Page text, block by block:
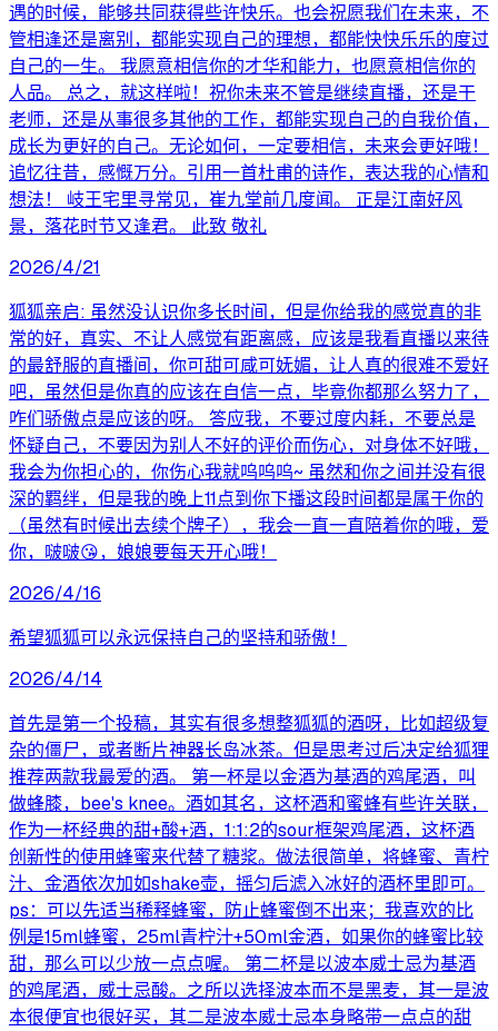
遇的时候，能够共同获得些许快乐。也会祝愿我们在未来，不
管相逢还是离别，都能实现自己的理想，都能快快乐乐的度过
自己的一生。 我愿意相信你的才华和能力，也愿意相信你的
人品。 总之，就这样啦！祝你未来不管是继续直播，还是干
老师，还是从事很多其他的工作，都能实现自己的自我价值，
成长为更好的自己。无论如何，一定要相信，未来会更好哦！
追忆往昔，感慨万分。引用一首杜甫的诗作，表达我的心情和
想法！ 岐王宅里寻常见，崔九堂前几度闻。 正是江南好风
景，落花时节又逢君。 此致 敬礼
2026/4/21
狐狐亲启: 虽然没认识你多长时间，但是你给我的感觉真的非
常的好，真实、不让人感觉有距离感，应该是我看直播以来待
的最舒服的直播间，你可甜可咸可妩媚，让人真的很难不爱好
吧，虽然但是你真的应该在自信一点，毕竟你都那么努力了，
咋们骄傲点是应该的呀。 答应我，不要过度内耗，不要总是
怀疑自己，不要因为别人不好的评价而伤心，对身体不好哦，
我会为你担心的，你伤心我就呜呜呜~ 虽然和你之间并没有很
深的羁绊，但是我的晚上11点到你下播这段时间都是属于你的
（虽然有时候出去续个牌子），我会一直一直陪着你的哦，爱
你，啵啵😘，娘娘要每天开心哦！
2026/4/16
希望狐狐可以永远保持自己的坚持和骄傲！
2026/4/14
首先是第一个投稿，其实有很多想整狐狐的酒呀，比如超级复
杂的僵尸，或者断片神器长岛冰茶。但是思考过后决定给狐狸
推荐两款我最爱的酒。 第一杯是以金酒为基酒的鸡尾酒，叫
做蜂膝，bee's knee。酒如其名，这杯酒和蜜蜂有些许关联，
作为一杯经典的甜+酸+酒，1:1:2的sour框架鸡尾酒，这杯酒
创新性的使用蜂蜜来代替了糖浆。做法很简单，将蜂蜜、青柠
汁、金酒依次加如shake壶，摇匀后滤入冰好的酒杯里即可。
ps：可以先适当稀释蜂蜜，防止蜂蜜倒不出来；我喜欢的比
例是15ml蜂蜜，25ml青柠汁+50ml金酒，如果你的蜂蜜比较
甜，那么可以少放一点点喔。 第二杯是以波本威士忌为基酒
的鸡尾酒，威士忌酸。之所以选择波本而不是黑麦，其一是波
本很便宜也很好买，其二是波本威士忌本身略带一点点的甜